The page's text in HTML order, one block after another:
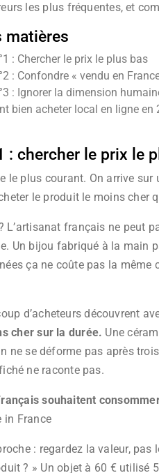
les plus fréquentes, et
matières
: Chercher le prix le plus bas
: Confondre « vendu en
: Ignorer la dimension
bien acheter local en ligne en
: chercher le prix le
le plus courant. On arrive
le produit le moins cher
L’artisanat français ne peut
Un bijou fabriqué à la main
ça ne coûte pas la même
d’acheteurs découvrent
cher sur la durée. Une
ne se déforme pas après
ne raconte pas.
souhaitent
in France
: regardez la valeur,
? » Un objet à 60 € utilisé